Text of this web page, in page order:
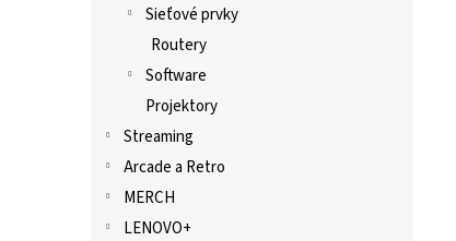
Sieťové prvky
Routery
Software
Projektory
Streaming
Arcade a Retro
MERCH
LENOVO+